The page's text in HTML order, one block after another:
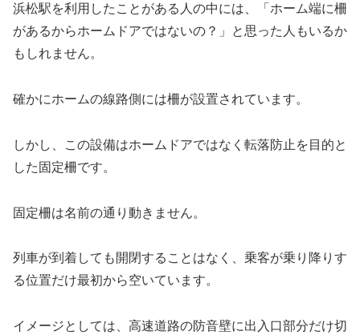
浜松駅を利用したことがある人の中には、「ホーム端に柵
があるからホームドアではないの？」と思った人もいるか
もしれません。
確かにホームの線路側には柵が設置されています。
しかし、この設備はホームドアではなく転落防止を目的と
した固定柵です。
固定柵は名前の通り動きません。
列車が到着しても開閉することはなく、乗客が乗り降りす
る位置だけ最初から空いています。
イメージとしては、高速道路の防音壁に出入口部分だけ切